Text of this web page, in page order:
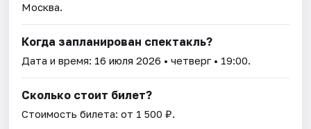
Москва.
Когда запланирован спектакль?
Дата и время: 16 июля 2026 • четверг • 19:00.
Сколько стоит билет?
Стоимость билета: от 1 500 ₽.